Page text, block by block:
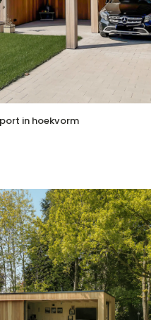
in hoekvorm